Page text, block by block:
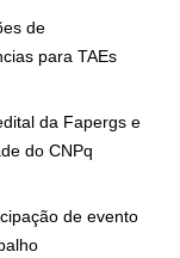
de
para TAEs
da Fapergs e
do CNPq
de evento